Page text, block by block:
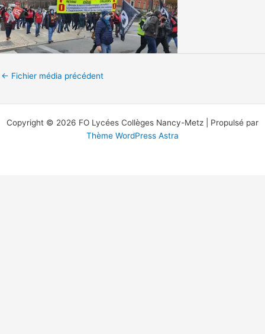
← Fichier média précédent
Copyright © 2026 FO Lycées Collèges Nancy-Metz | Propulsé par
Thème WordPress Astra